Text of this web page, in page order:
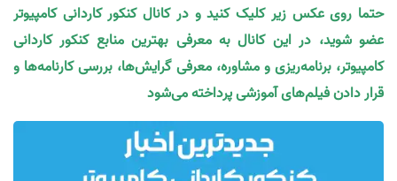
حتما روی عکس زیر کلیک کنید و در کانال کنکور کاردانی کامپیوتر
عضو شوید، در این کانال به معرفی بهترین منابع کنکور کاردانی
کامپیوتر، برنامه‌ریزی و مشاوره، معرفی گرایش‌ها، بررسی کارنامه‌ها و
قرار دادن فیلم‌های آموزشی پرداخته می‌شود